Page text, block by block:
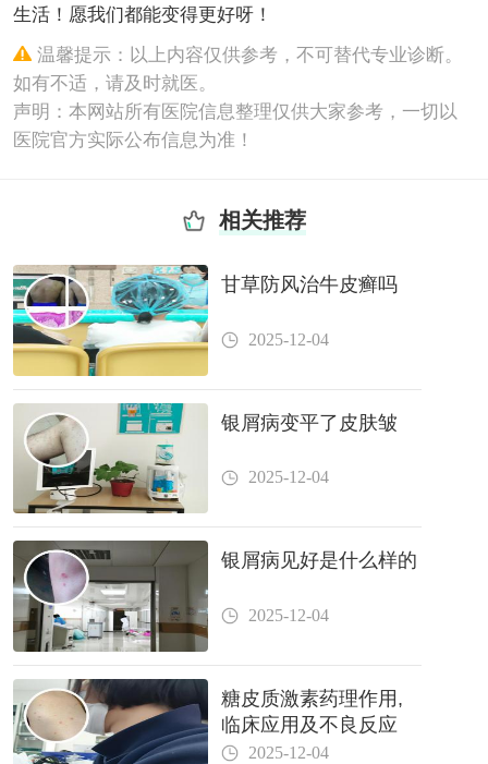
生活！愿我们都能变得更好呀！
温馨提示：以上内容仅供参考，不可替代专业诊断。
如有不适，请及时就医。
声明：本网站所有医院信息整理仅供大家参考，一切以
医院官方实际公布信息为准！
相关推荐
甘草防风治牛皮癣吗
2025-12-04
银屑病变平了皮肤皱
2025-12-04
银屑病见好是什么样的
2025-12-04
糖皮质激素药理作用,
临床应用及不良反应
2025-12-04